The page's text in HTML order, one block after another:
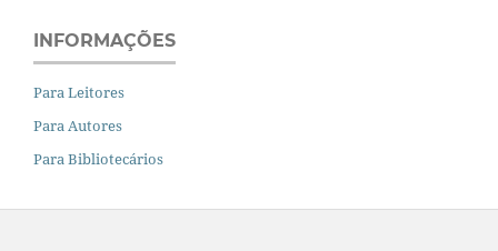
INFORMAÇÕES
Para Leitores
Para Autores
Para Bibliotecários